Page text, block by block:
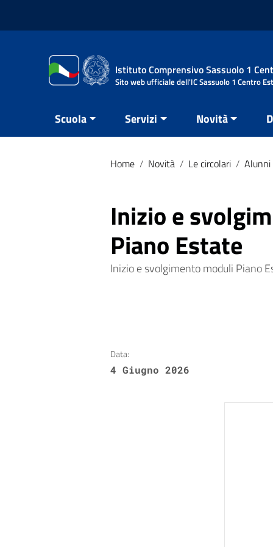
Istituto Comprensivo Sassuolo 1
Sito web ufficiale dell'IC Sassuolo 1 Centro Est
Scuola Servizi Novità
Home / Novità / Le circolari / Alunni
Inizio e
Piano Estate
Inizio e svolgimento moduli Piano
Data:
4 Giugno 2026